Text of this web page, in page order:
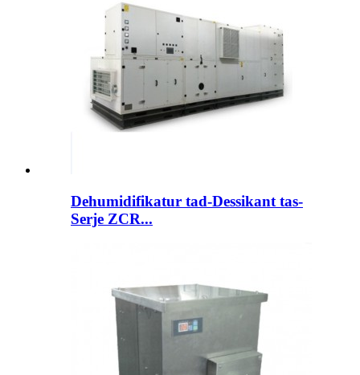
Dehumidifikatur tad-Dessikant tas-
Serje ZCR...